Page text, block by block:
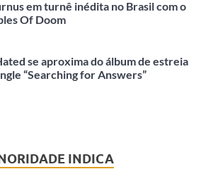
em turnê inédita no Brasil com o
Of Doom
se aproxima do álbum de estreia
“Searching for Answers”
INDICA